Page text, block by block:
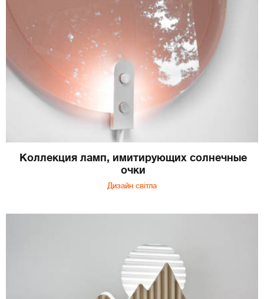
Коллекция ламп, имитирующих солнечные
очки
Дизайн світла